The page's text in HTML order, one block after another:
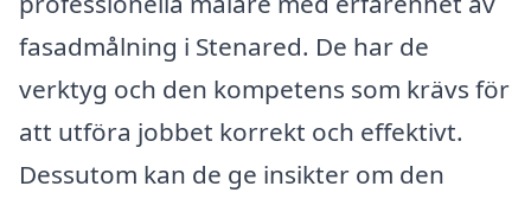
fasadmålning i Stenared. De har de
verktyg och den kompetens som krävs för
att utföra jobbet korrekt och effektivt.
Dessutom kan de ge insikter om den